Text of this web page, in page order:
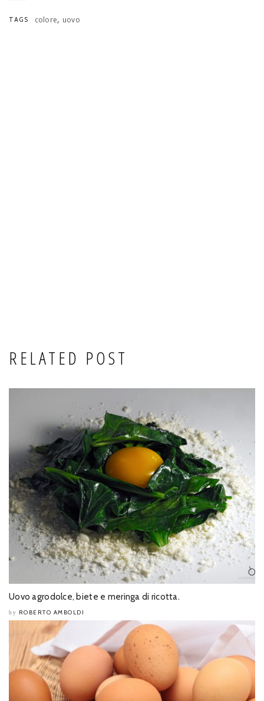
TAGS colore, uovo
RELATED POST
Uovo agrodolce, biete e meringa di ricotta.
by ROBERTO AMBOLDI